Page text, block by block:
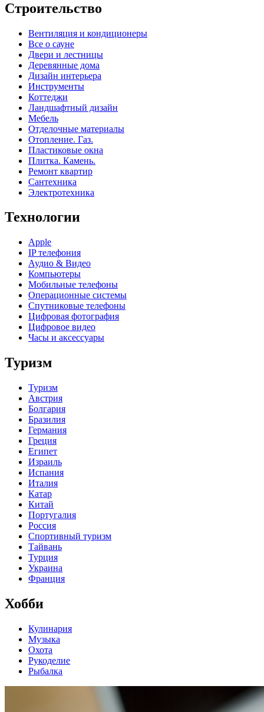
Строительство
Вентиляция и кондиционеры
Все о сауне
Двери и лестницы
Деревянные дома
Дизайн интерьера
Инструменты
Коттеджи
Ландшафтный дизайн
Мебель
Отделочные материалы
Отопление. Газ.
Пластиковые окна
Плитка. Камень.
Ремонт квартир
Сантехника
Электротехника
Технологии
Apple
IP телефония
Аудио & Видео
Компьютеры
Мобильные телефоны
Операционные системы
Спутниковые телефоны
Цифровая фотография
Цифровое видео
Часы и аксессуары
Туризм
Туризм
Австрия
Болгария
Бразилия
Германия
Греция
Египет
Израиль
Испания
Италия
Катар
Китай
Португалия
Россия
Спортивный туризм
Тайвань
Турция
Украина
Франция
Хобби
Кулинария
Музыка
Охота
Рукоделие
Рыбалка